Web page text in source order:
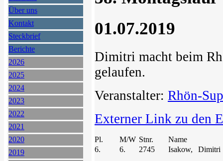
Über uns
Kontakt
Steckbrief
Berichte
2026
2025
2024
2023
2022
2021
2020
2019
01.07.2019
Dimitri macht beim
gelaufen.
Veranstalter: Rhön-
Externer Link zu den
Pl. M/W Stnr.
Name
6.
6. 2745 Isakow, Dimitri